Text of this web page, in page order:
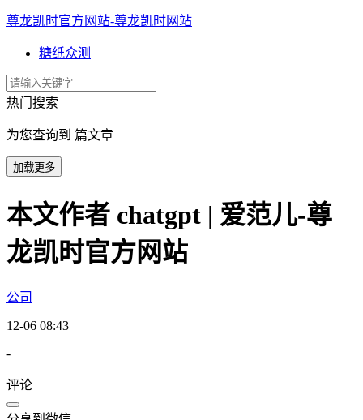
尊龙凯时官方网站-尊龙凯时网站
糖纸众测
热门搜索
为您查询到 篇文章
加载更多
本文作者 chatgpt | 爱范儿-尊
龙凯时官方网站
公司
12-06 08:43
-
评论